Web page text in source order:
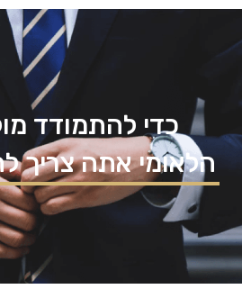
כדי להתמודד
הלאומי אתה צריך